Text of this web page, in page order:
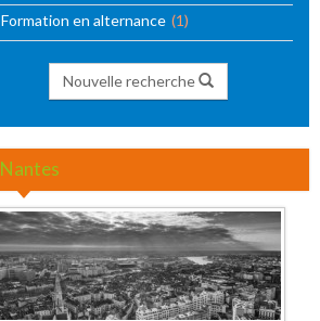
Formation en alternance (1)
Nouvelle recherche
Nantes